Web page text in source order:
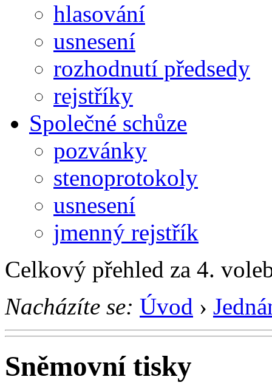
hlasování
usnesení
rozhodnutí předsedy
rejstříky
Společné schůze
pozvánky
stenoprotokoly
usnesení
jmenný rejstřík
Celkový přehled za 4.
Nacházíte se: Úvod ›
Sněmovní tisky